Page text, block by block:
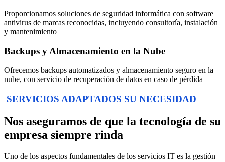
Proporcionamos soluciones de seguridad informática con software
antivirus de marcas reconocidas, incluyendo consultoría, instalación
y mantenimiento
Backups y Almacenamiento en la Nube
Ofrecemos backups automatizados y almacenamiento seguro en la
nube, con servicio de recuperación de datos en caso de pérdida
SERVICIOS ADAPTADOS SU NECESIDAD
Nos aseguramos de que la tecnología de su
empresa siempre rinda
Uno de los aspectos fundamentales de los servicios IT es la gestión